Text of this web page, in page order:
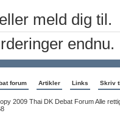
meld dig til.
endnu.
forum Artikler Links Skriv
2009 Thai DK Debat Forum Alle